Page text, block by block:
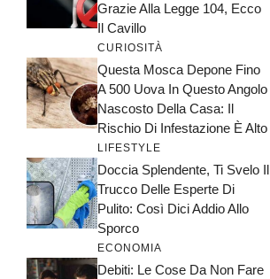
Grazie Alla Legge 104, Ecco
Il Cavillo
CURIOSITÀ
Questa Mosca Depone Fino
A 500 Uova In Questo Angolo
Nascosto Della Casa: Il
Rischio Di Infestazione È Alto
LIFESTYLE
Doccia Splendente, Ti Svelo Il
Trucco Delle Esperte Di
Pulito: Così Dici Addio Allo
Sporco
ECONOMIA
Debiti: Le Cose Da Non Fare